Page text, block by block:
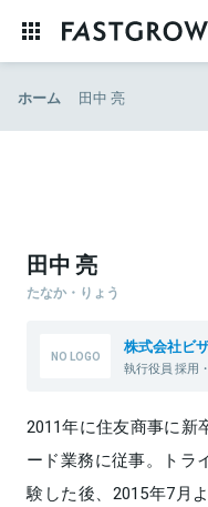
ホーム 田中 亮
田中 亮
たなか・りょう
株式会社ビ
執行役員 採用
2011年に住友商事に新
ード業務に従事。トラ
験した後、2015年7月